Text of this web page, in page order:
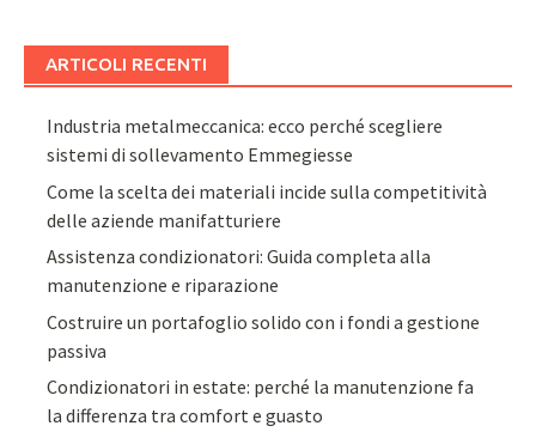
ARTICOLI RECENTI
Industria metalmeccanica: ecco perché scegliere
sistemi di sollevamento Emmegiesse
Come la scelta dei materiali incide sulla competitività
delle aziende manifatturiere
Assistenza condizionatori: Guida completa alla
manutenzione e riparazione
Costruire un portafoglio solido con i fondi a gestione
passiva
Condizionatori in estate: perché la manutenzione fa
la differenza tra comfort e guasto